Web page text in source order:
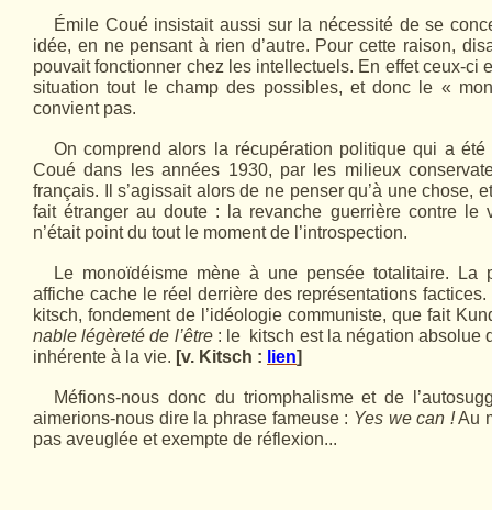
Émile Coué insistait aussi sur la nécessité de se
idée, en ne pensant à rien d’autre. Pour cette raison,
pouvait fonctionner chez les intellectuels. En effet ceux-ci
situation tout le champ des possibles, et donc le «
convient pas.
On comprend alors la récupération politique qui a
Coué dans les années 1930, par les milieux
français. Il s’agissait alors de ne penser qu’à une chose,
fait étranger au doute : la revanche guerrière contre le
n’était point du tout le moment de l’introspection.
Le monoïdéisme mène à une pensée totalitaire. La
affiche cache le réel derrière des représentations
kitsch, fondement de l’idéologie communiste, que fait
nable légèreté de l’être : le kitsch est la négation absolue
inhérente à la vie. [v. Kitsch : lien]
Méfions-nous donc du triomphalisme et de
aimerions-nous dire la phrase fameuse : Yes we can !Au
pas aveuglée et exempte de réflexion...